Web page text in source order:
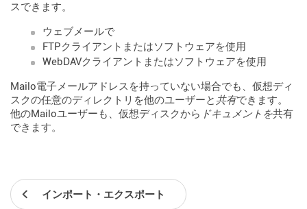
スできます。
ウェブメールで
FTPクライアントまたはソフトウェアを使用
WebDAVクライアントまたはソフトウェアを使用
Mailo電子メールアドレスを持っていない場合でも、仮想ディ
スクの任意のディレクトリを他のユーザーと 共有できます。
他のMailoユーザーも、仮想ディスクから ドキュメントを共有
できます。
インポート・エクスポート